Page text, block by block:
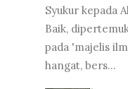
Syukur kepada
Baik,
pada 'majelis
hangat, bers...